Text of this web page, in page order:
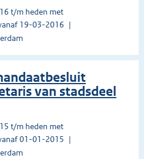
t/m heden met
19-03-2016
van stadsdeel
t/m heden met
01-01-2015